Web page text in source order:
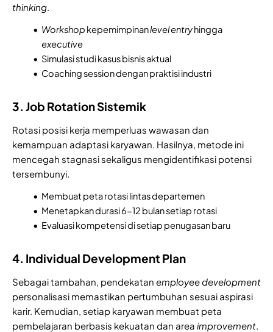
thinking
Workshop kepemimpinanlevel entryhingga
executive
Simulasi studi kasus bisnis aktual
Coaching session dengan praktisi industri
3. Job Rotation Sistemik
Rotasi posisi kerja memperluas wawasan dan
kemampuan adaptasi karyawan. Hasilnya, metode ini
mencegah stagnasi sekaligus mengidentifikasi potensi
tersembunyi.
Membuat peta rotasi lintas departemen
Menetapkan durasi 6-12 bulan setiap rotasi
Evaluasi kompetensi di setiap penugasan baru
4. Individual Development Plan
Sebagai tambahan, pendekatan employeedevelopment
personalisasi memastikan pertumbuhan sesuai aspirasi
karir. Kemudian, setiap karyawan membuat peta
pembelajaran berbasis kekuatan dan area improvement